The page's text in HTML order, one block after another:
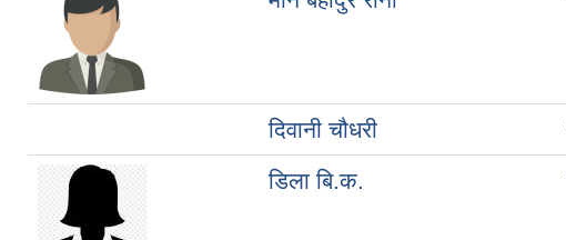
दिवानी चौधरी
डिला बि.क.